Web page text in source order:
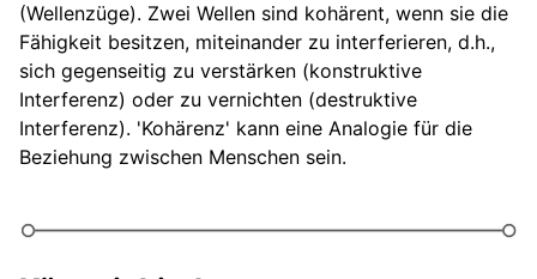
(Wellenzüge). Zwei Wellen sind kohärent, wenn sie die
Fähigkeit besitzen, miteinander zu interferieren, d.h.,
sich gegenseitig zu verstärken (konstruktive
Interferenz) oder zu vernichten (destruktive
Interferenz). 'Kohärenz' kann eine Analogie für die
Beziehung zwischen Menschen sein.